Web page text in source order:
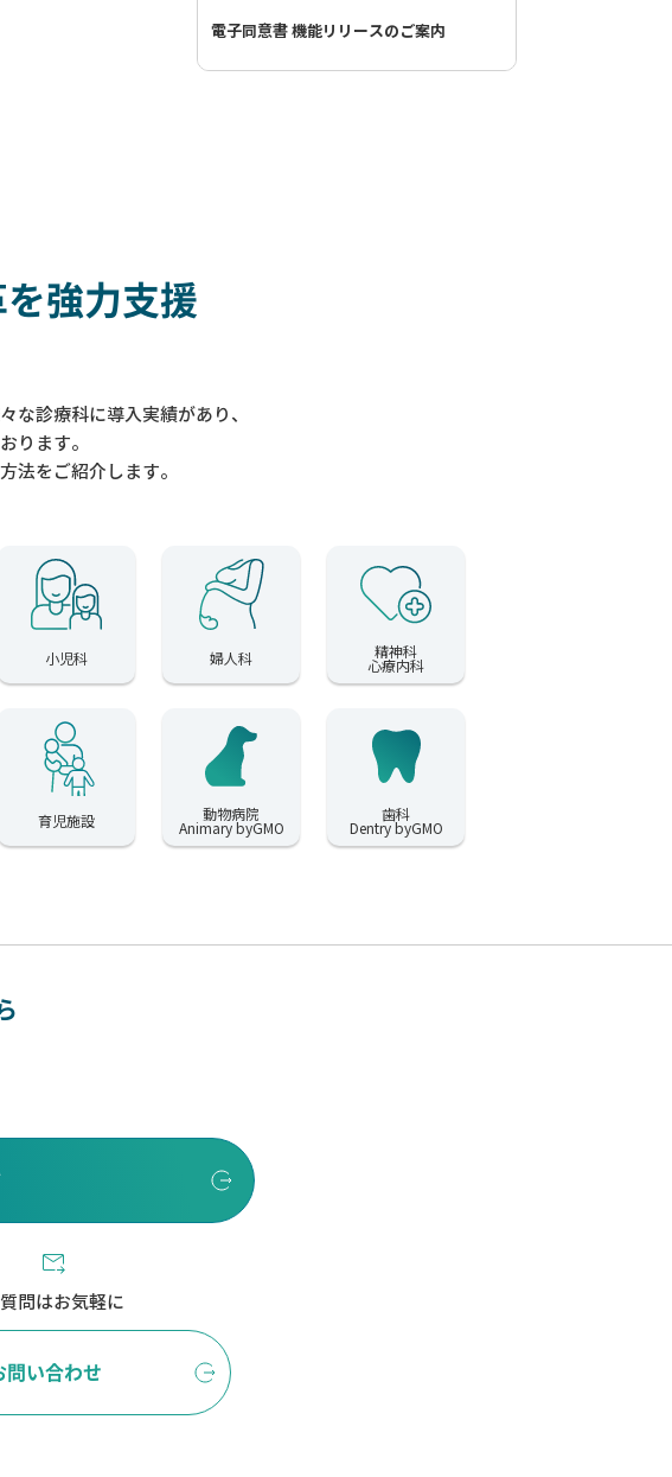
電子同意書 機能リリースのご案内
強力支援
な診療科に導入実績があり、
ります。
法をご紹介します。
小児科 婦人科 精神科
心療内科
育児施設 動物病院
Animary byGMO
歯科
Dentry byGMO
問はお気軽に
問い合わせ